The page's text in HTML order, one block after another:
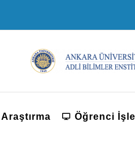
Araştırma Öğrenci